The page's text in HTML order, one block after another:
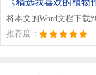
将本文的Word文档下载
推荐度：